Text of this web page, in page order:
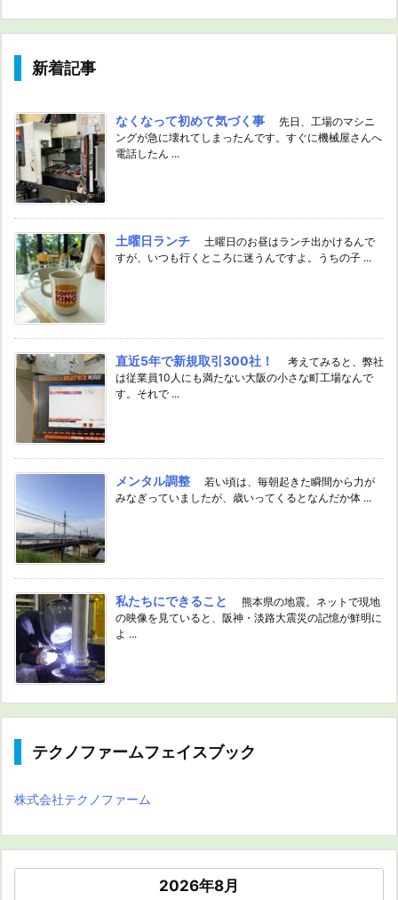
新着記事
なくなって初めて気づく事
先日、工場のマシニ
ングが急に壊れてしまったんです。すぐに機械屋さんへ
電話したん ...
土曜日ランチ
土曜日のお昼はランチ出かけるんで
すが、いつも行くところに迷うんですよ。うちの子 ...
直近5年で新規取引300社！
考えてみると、弊社
は従業員10人にも満たない大阪の小さな町工場なんで
す。それで ...
メンタル調整
若い頃は、毎朝起きた瞬間から力が
みなぎっていましたが、歳いってくるとなんだか体 ...
私たちにできること
熊本県の地震。ネットで現地
の映像を見ていると、阪神・淡路大震災の記憶が鮮明に
よ ...
テクノファームフェイスブック
株式会社テクノファーム
2026年8月